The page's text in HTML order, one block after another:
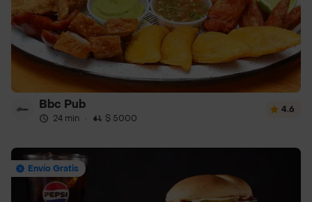
Bbc Pub
24 min · $ 5000
4.6
Envío Gratis